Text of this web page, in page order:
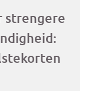
strengere